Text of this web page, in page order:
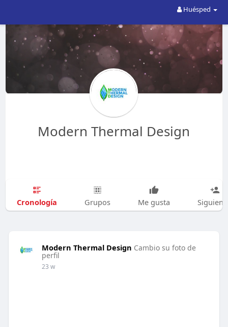
Huésped
Modern Thermal Design
Cronología Grupos Me gusta
Modern Thermal Design Cambio su foto de
perfil
23 w